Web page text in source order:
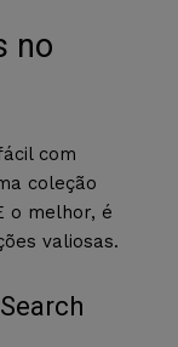
no
com
coleção
o melhor, é
valiosas.